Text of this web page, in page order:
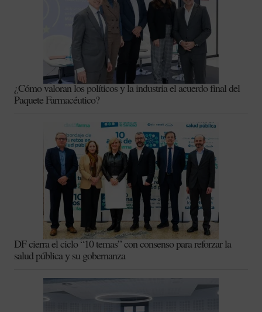
¿Cómo valoran los políticos y la industria el acuerdo final del
Paquete Farmacéutico?
DF cierra el ciclo “10 temas” con consenso para reforzar la
salud pública y su gobernanza